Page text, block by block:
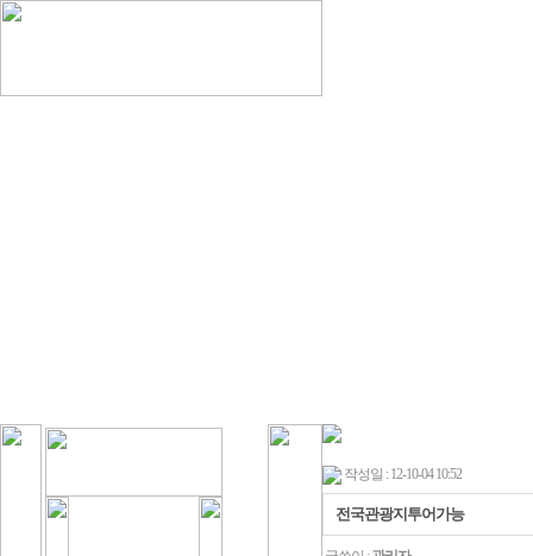
작성일 : 12-10-04 10:52
전국관광지투어가능